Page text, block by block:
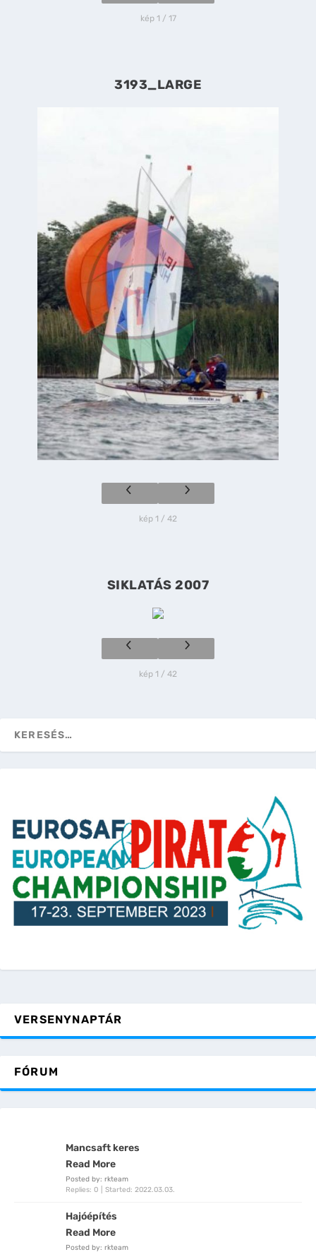
kép 1 / 17
3193_LARGE
kép 1 / 42
SIKLATÁS 2007
kép 1 / 42
VERSENYNAPTÁR
FÓRUM
Mancsaft keres
Read More
Posted by: rkteam
Replies: 0
Started: 2022.03.03.
Hajóépítés
Read More
Posted by: rkteam